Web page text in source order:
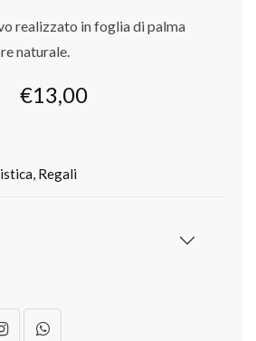
realizzato in foglia di palma
naturale.
€13,00
, Regali